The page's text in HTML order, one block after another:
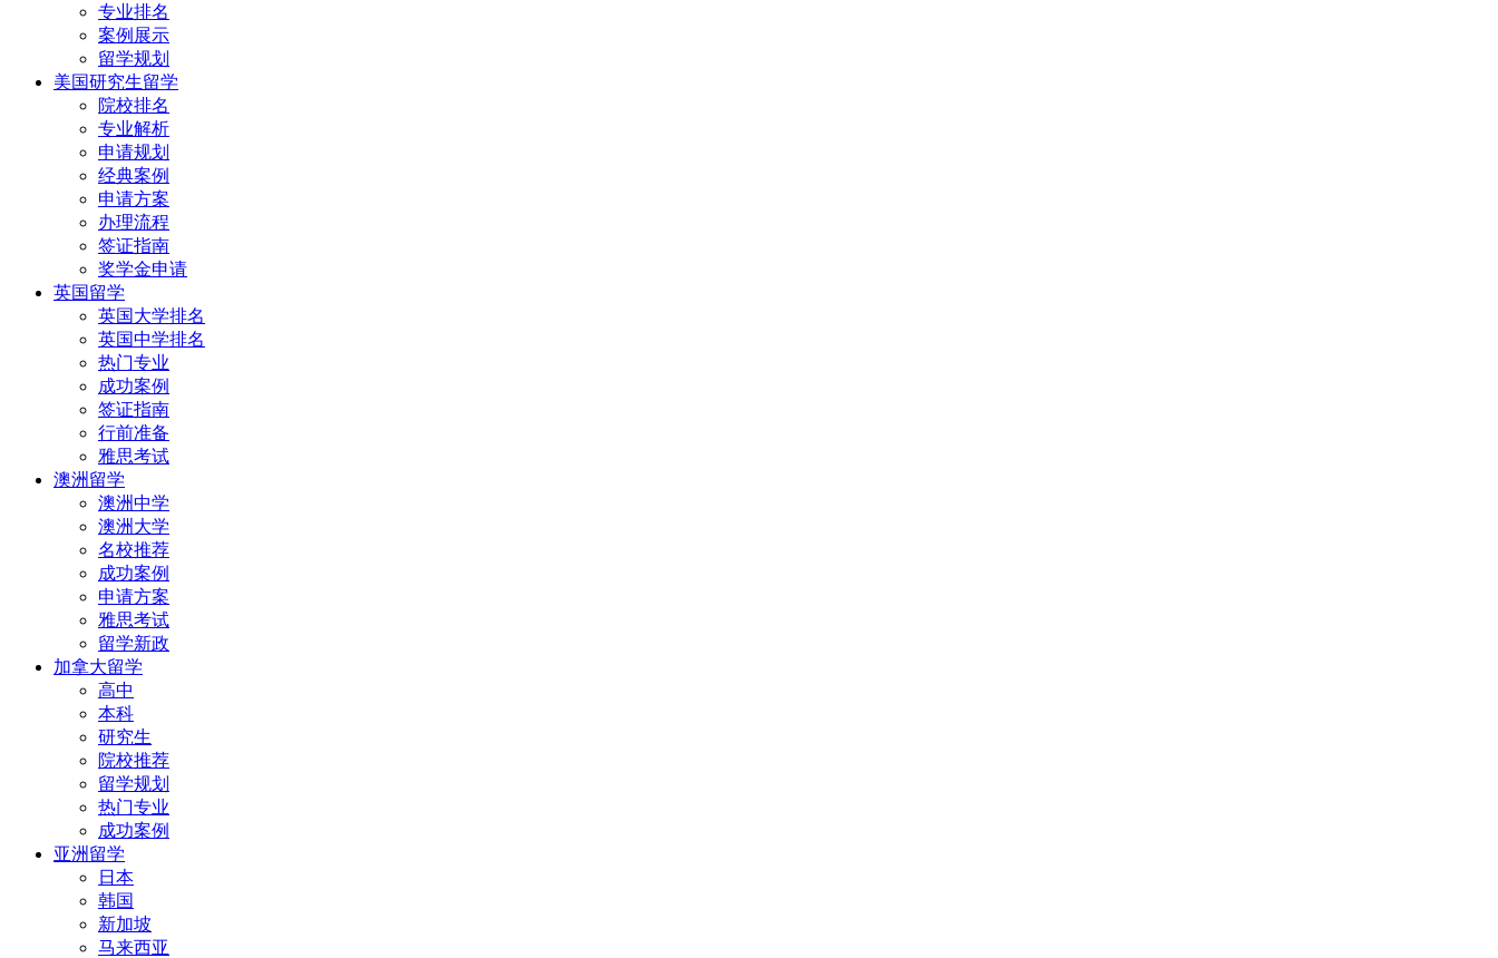
专业排名
案例展示
留学规划
美国研究生留学
院校排名
专业解析
申请规划
经典案例
申请方案
办理流程
签证指南
奖学金申请
英国留学
英国大学排名
英国中学排名
热门专业
成功案例
签证指南
行前准备
雅思考试
澳洲留学
澳洲中学
澳洲大学
名校推荐
成功案例
申请方案
雅思考试
留学新政
加拿大留学
高中
本科
研究生
院校推荐
留学规划
热门专业
成功案例
亚洲留学
日本
韩国
新加坡
马来西亚